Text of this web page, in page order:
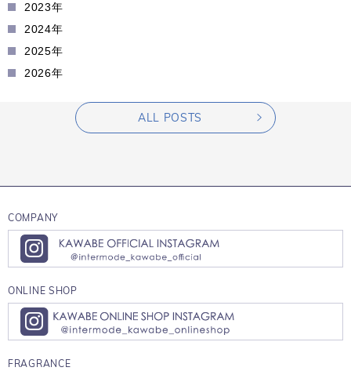
2023年
2024年
2025年
2026年
ALL POSTS
COMPANY
ONLINE SHOP
FRAGRANCE